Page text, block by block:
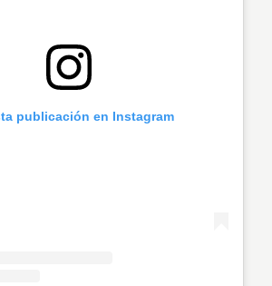
publicación en Instagram